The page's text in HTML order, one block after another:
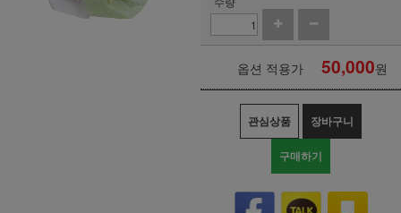
옵션 적용가 50,000원
관심상품 장바구니
구매하기